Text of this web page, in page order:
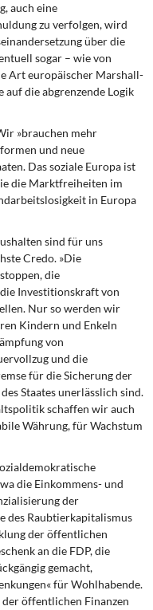
auch eine
zu verfolgen, wird
über die
sogar – wie von
Art europäischer Marshall-
auf die abgrenzende Logik
»brauchen mehr
und neue
Das soziale Europa ist
die Marktfreiheiten im
in Europa
sind für uns
Credo. »Die
die
Investitionskraft von
Nur so werden wir
Kindern und Enkeln
von
und die
für die Sicherung der
Staates unerlässlich sind.
schaffen wir auch
Währung, für Wachstum
die Einkommens- und
der
des Raubtierkapitalismus
der öffentlichen
an die FDP, die
gemacht,
für Wohlhabende.
öffentlichen Finanzen